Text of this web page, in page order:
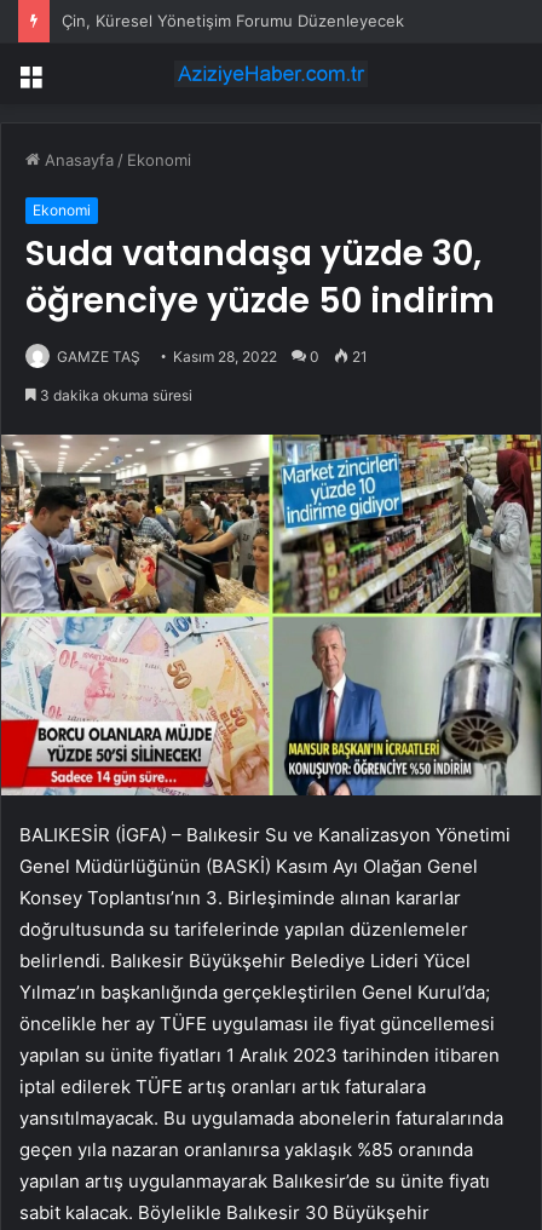
Çin, Küresel Yönetişim Forumu Düzenleyecek
Menü
Anasayfa / Ekonomi
Ekonomi
Suda vatandaşa yüzde 30,
öğrenciye yüzde 50 indirim
GAMZE TAŞ Kasım 28, 2022 0 21
3 dakika okuma süresi
BALIKESİR (İGFA) – Balıkesir Su ve Kanalizasyon Yönetimi
Genel Müdürlüğünün (BASKİ) Kasım Ayı Olağan Genel
Konsey Toplantısı’nın 3. Birleşiminde alınan kararlar
doğrultusunda su tarifelerinde yapılan düzenlemeler
belirlendi. Balıkesir Büyükşehir Belediye Lideri Yücel
Yılmaz’ın başkanlığında gerçekleştirilen Genel Kurul’da;
öncelikle her ay TÜFE uygulaması ile fiyat güncellemesi
yapılan su ünite fiyatları 1 Aralık 2023 tarihinden itibaren
iptal edilerek TÜFE artış oranları artık faturalara
yansıtılmayacak. Bu uygulamada abonelerin faturalarında
geçen yıla nazaran oranlanırsa yaklaşık %85 oranında
yapılan artış uygulanmayarak Balıkesir’de su ünite fiyatı
sabit kalacak. Böylelikle Balıkesir 30 Büyükşehir